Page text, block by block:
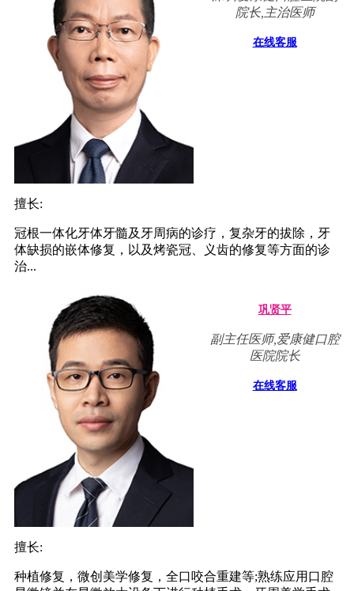
院长,主治医师
在线客服
擅长:
冠根一体化牙体牙髓及牙周病的诊疗，复杂牙的拔除，牙
体缺损的嵌体修复，以及烤瓷冠、义齿的修复等方面的诊
治...
巩贤平
副主任医师,爱康健口腔
医院院长
在线客服
擅长:
种植修复，微创美学修复，全口咬合重建等;熟练应用口腔